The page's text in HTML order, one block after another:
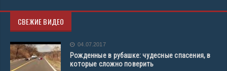
СВЕЖИЕ ВИДЕО
04.07.2017
Рожденные в рубашке: чудесные спасения, в
которые сложно поверить